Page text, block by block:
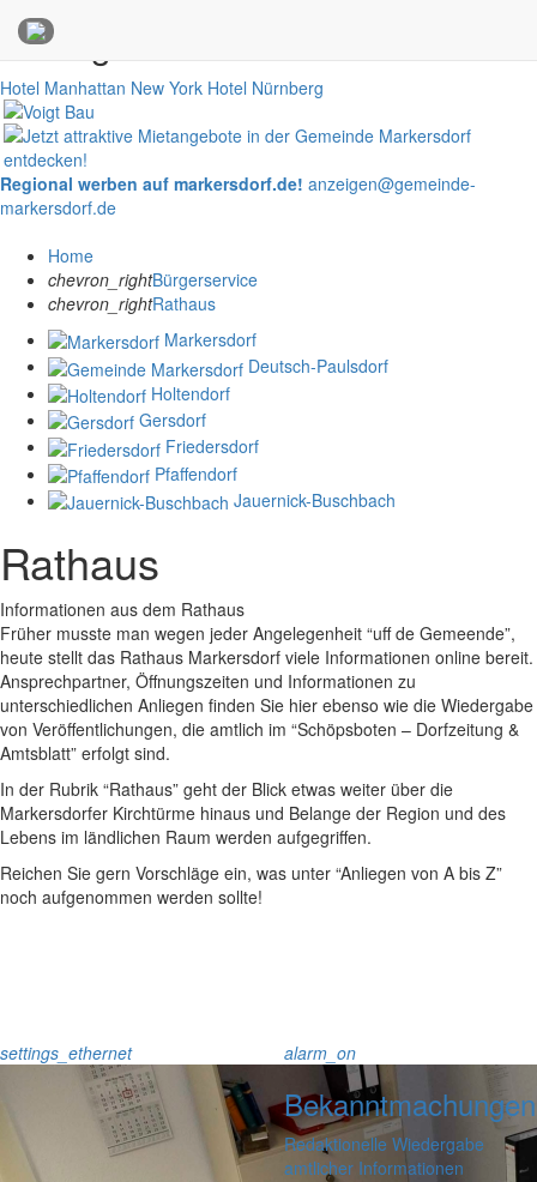
Anzeigen
Hotel Manhattan New York Hotel Nürnberg
Regional werben auf markersdorf.de! anzeigen@gemeinde-
markersdorf.de
Home
chevron_rightBürgerservice
chevron_rightRathaus
Markersdorf
Deutsch-Paulsdorf
Holtendorf
Gersdorf
Friedersdorf
Pfaffendorf
Jauernick-Buschbach
Rathaus
Informationen aus dem Rathaus
Früher musste man wegen jeder Angelegenheit “uff de Gemeende”,
heute stellt das Rathaus Markersdorf viele Informationen online bereit.
Ansprechpartner, Öffnungszeiten und Informationen zu
unterschiedlichen Anliegen finden Sie hier ebenso wie die Wiedergabe
von Veröffentlichungen, die amtlich im “Schöpsboten – Dorfzeitung &
Amtsblatt” erfolgt sind.
In der Rubrik “Rathaus” geht der Blick etwas weiter über die
Markersdorfer Kirchtürme hinaus und Belange der Region und des
Lebens im ländlichen Raum werden aufgegriffen.
Reichen Sie gern Vorschläge ein, was unter “Anliegen von A bis Z”
noch aufgenommen werden sollte!
settings_ethernet alarm_on
Bekanntmachungen
Redaktionelle Wiedergabe
amtlicher Informationen